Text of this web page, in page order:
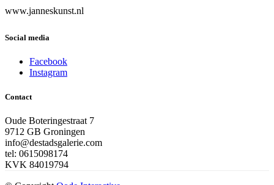
www.janneskunst.nl
Social media
Facebook
Instagram
Contact
Oude Boteringestraat 7
9712 GB Groningen
info@destadsgalerie.com
tel: 0615098174
KVK 84019794